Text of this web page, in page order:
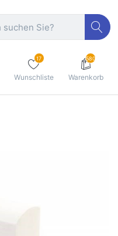
17
Wunschliste
580
Warenkorb